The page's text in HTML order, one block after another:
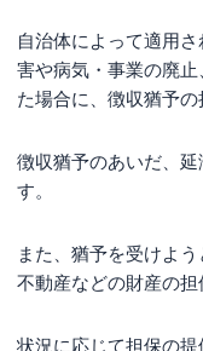
自治体によって適用
害や病気・事業の廃
た場合に、徴収猶予の
徴収猶予のあいだ、
す。
また、猶予を受けよ
不動産などの財産の担
状況に応じて担保の